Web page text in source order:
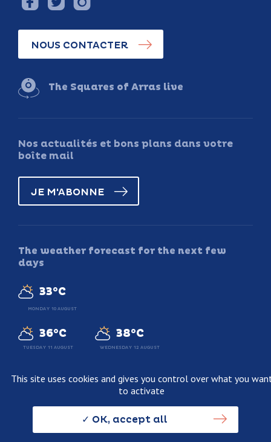
NOUS CONTACTER
The Squares of Arras live
Nos actualités et bons plans dans votre
boîte mail
JE M'ABONNE
The weather forecast for the next few
days
33°C
MONDAY 10 AUGUST
36°C
TUESDAY 11 AUGUST
38°C
WEDNESDAY 12 AUGUST
Personnal data usage policy
This site uses cookies and gives you control over what you
to activate
OK, accept all